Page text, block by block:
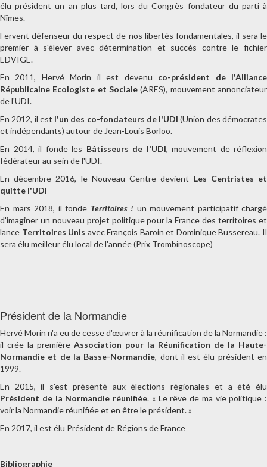
élu président un an plus tard, lors du Congrès fondateur du parti à
Nîmes.
Fervent défenseur du respect de nos libertés fondamentales, il sera le
premier à s'élever avec détermination et succès contre le fichier
EDVIGE.
En 2011, Hervé Morin il est devenu co-président de l'Alliance
Républicaine Ecologiste et Sociale (ARES), mouvement annonciateur
de l'UDI.
En 2012, il est l'un des co-fondateurs de l'UDI (Union des démocrates
et indépendants) autour de Jean-Louis Borloo.
En 2014, il fonde les Bâtisseurs de l'UDI, mouvement de réflexion
fédérateur au sein de l'UDI.
En décembre 2016, le Nouveau Centre devient Les Centristes et
quitte l'UDI
En mars 2018, il fonde Territoires ! un mouvement participatif chargé
d'imaginer un nouveau projet politique pour la France des territoires et
lance Territoires Unis avec François Baroin et Dominique Bussereau. Il
sera élu meilleur élu local de l'année (Prix Trombinoscope)
Président de la Normandie
Hervé Morin n'a eu de cesse d'œuvrer à la réunification de la Normandie :
il crée la première Association pour la Réunification de la Haute-
Normandie et de la Basse-Normandie, dont il est élu président en
1999.
En 2015, il s'est présenté aux élections régionales et a été élu
Président de la Normandie réunifiée. « Le rêve de ma vie politique :
voir la Normandie réunifiée et en être le président. »
En 2017, il est élu Président de Régions de France
Bibliographie